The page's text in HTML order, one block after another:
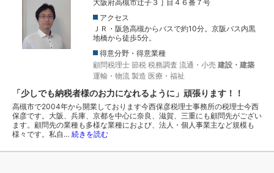
大阪府高槻市辻子３丁目４６番７号
アクセス
ＪＲ・阪急高槻からバスで約10分。京阪バス内黒
地橋から徒歩5分。
得意分野・得意業種
顧問税理士 節税 税務調査 流通・小売 建設・建築
運輸・物流 製造 医療・福祉
「少しでも納税者様のお力になれるように」頑張ります！！
高槻市で2004年から開業しております今西保彦税理士事務所の税理士今西
保彦です。大阪、兵庫、京都を中心に奈良、滋賀、三重にも顧問先がござい
ます。顧問先の業種も多様な業種におよび、法人・個人事業主など規模も
様々です。私自… 続きを読む